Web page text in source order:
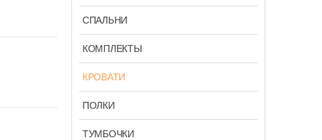
СПАЛЬНИ
КОМПЛЕКТЫ
КРОВАТИ
ПОЛКИ
ТУМБОЧКИ